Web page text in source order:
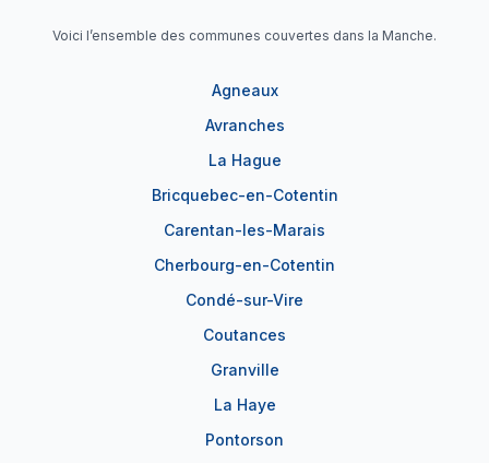
Voici l’ensemble des communes couvertes dans la Manche.
Agneaux
Avranches
La Hague
Bricquebec-en-Cotentin
Carentan-les-Marais
Cherbourg-en-Cotentin
Condé-sur-Vire
Coutances
Granville
La Haye
Pontorson